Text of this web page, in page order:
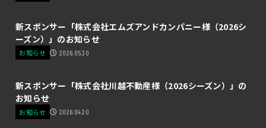
新スポンサー「株式会社エムズアンドカンパニー様（2026シ
ーズン）」のお知らせ
お知らせ 2026.05.30
新スポンサー「株式会社川越不動産様（2026シーズン）」の
お知らせ
お知らせ 2026.04.20